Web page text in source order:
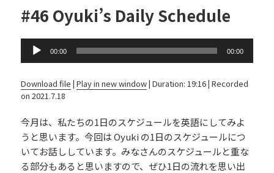
#46 Oyuki’s Daily Schedule
Audio
Player
00:00 00:00
Download file |Play in new window|Duration: 19:16|Recorded
on 2021.7.18
今月は、私たちの1日のスケジュールを英語にしてみよ
うと思います。今回は Oyuki の1日のスケジュールにつ
いてお話ししています。みなさんのスケジュールと重な
る部分もあると思いますので、ぜひ1日の流れを思い出